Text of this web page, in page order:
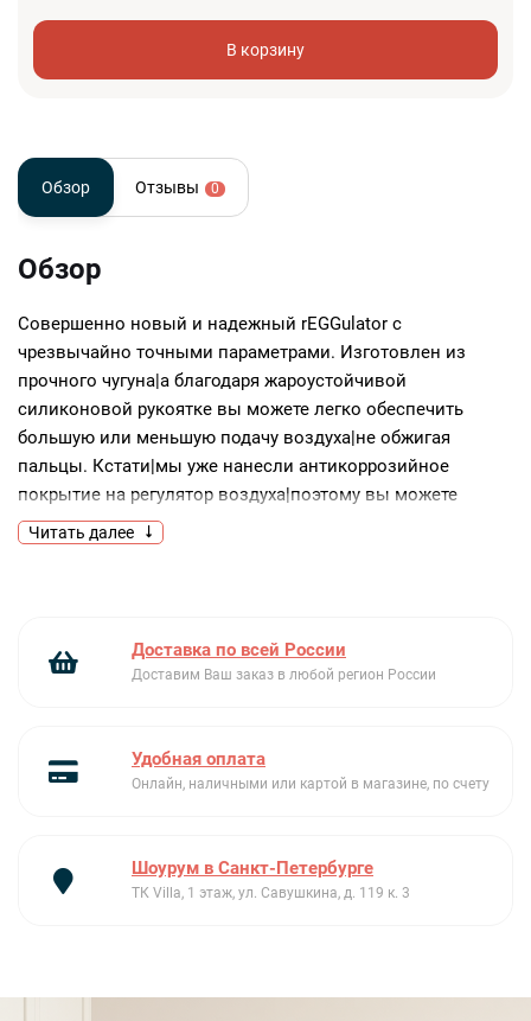
В корзину
Обзор Отзывы 0
Обзор
Совершенно новый и надежный rEGGulator с
чрезвычайно точными параметрами. Изготовлен из
прочного чугуна|а благодаря жароустойчивой
силиконовой рукоятке вы можете легко обеспечить
большую или меньшую подачу воздуха|не обжигая
пальцы. Кстати|мы уже нанесли антикоррозийное
покрытие на регулятор воздуха|поэтому вы можете
оставить его на EGG после использования. Регулировка
в двух направлениях - для регулирования воздушного
Читать далее
Доставка по всей России
Доставим Ваш заказ в любой регион России
Удобная оплата
Онлайн, наличными или картой в магазине, по счету
Шоурум в Санкт-Петербурге
ТК Villa, 1 этаж, ул. Савушкина, д. 119 к. 3